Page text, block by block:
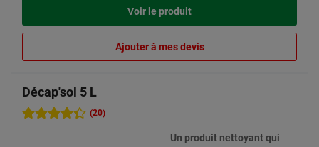
Voir le produit
Ajouter à mes devis
Décap'sol 5 L
(20)
Un produit nettoyant qui